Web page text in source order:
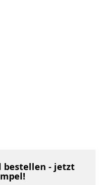
bestellen - jetzt